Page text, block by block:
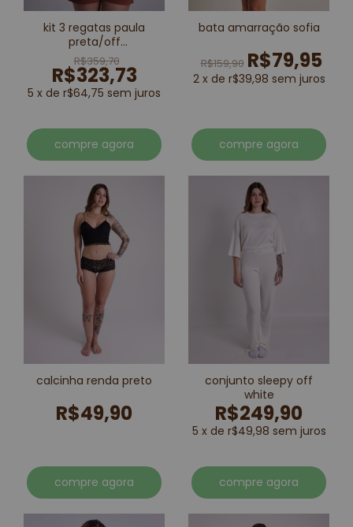
kit 3 regatas paula
preta/off
white/marrom
R$359,70
R$323,73
5 x de r$64,75 sem juros
compre agora
bata amarração sofia
R$159,90 R$79,95
2 x de r$39,98 sem juros
compre agora
calcinha renda preto
R$49,90
compre agora
conjunto sleepy off
white
R$249,90
5 x de r$49,98 sem juros
compre agora